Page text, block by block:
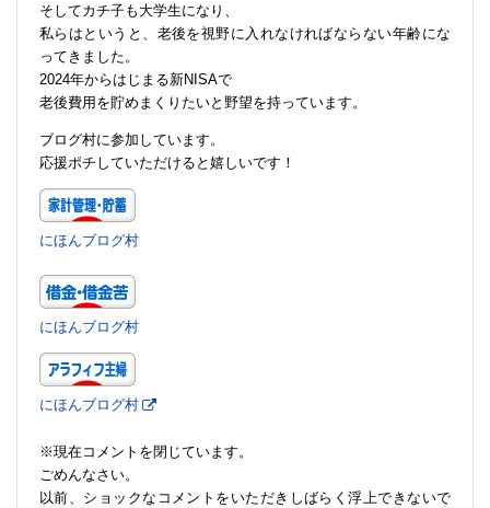
そしてカチ子も大学生になり、
私らはというと、老後を視野に入れなければならない年齢にな
ってきました。
2024年からはじまる新NISAで
老後費用を貯めまくりたいと野望を持っています。
ブログ村に参加しています。
応援ポチしていただけると嬉しいです！
にほんブログ村
にほんブログ村
にほんブログ村
※現在コメントを閉じています。
ごめんなさい。
以前、ショックなコメントをいただきしばらく浮上できないで